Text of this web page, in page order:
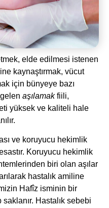
elde edilmesi istenen
kaynaştırmak, vücut
için bünyeye bazı
aşılamakfiili,
yüksek ve kaliteli hale
ve koruyucu hekimlik
Koruyucu hekimlik
biri olan aşılar
hastalık amiline
Hafîz isminin bir
saklanır. Hastalık sebebi